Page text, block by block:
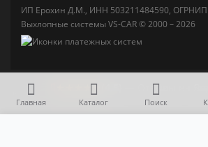
Главная Каталог Поиск
ИП Ерохин Д.М., ИНН 503211484590, ОГРНИП
Выхлопные системы VS-CAR © 2000 – 2026
★★★★★ — Отзывы на